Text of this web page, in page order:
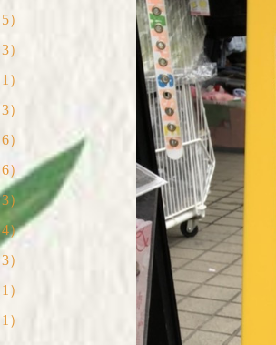
）
）
）
）
）
）
）
4）
）
）
）